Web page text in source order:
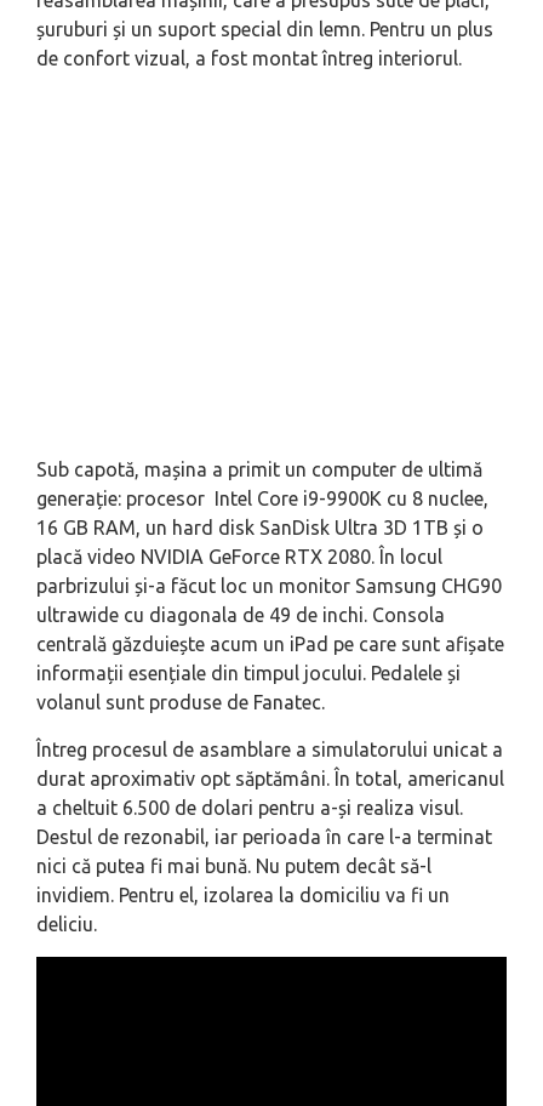
șuruburi și un suport special din lemn. Pentru un plus
de confort vizual, a fost montat întreg interiorul.
Sub capotă, mașina a primit un computer de ultimă
generație: procesor Intel Core i9-9900K cu 8 nuclee,
16 GB RAM, un hard disk SanDisk Ultra 3D 1TB și o
placă video NVIDIA GeForce RTX 2080. În locul
parbrizului și-a făcut loc un monitor Samsung CHG90
ultrawide cu diagonala de 49 de inchi. Consola
centrală găzduiește acum un iPad pe care sunt afișate
informații esențiale din timpul jocului. Pedalele și
volanul sunt produse de Fanatec.
Întreg procesul de asamblare a simulatorului unicat a
durat aproximativ opt săptămâni. În total, americanul
a cheltuit 6.500 de dolari pentru a-și realiza visul.
Destul de rezonabil, iar perioada în care l-a terminat
nici că putea fi mai bună. Nu putem decât să-l
invidiem. Pentru el, izolarea la domiciliu va fi un
deliciu.